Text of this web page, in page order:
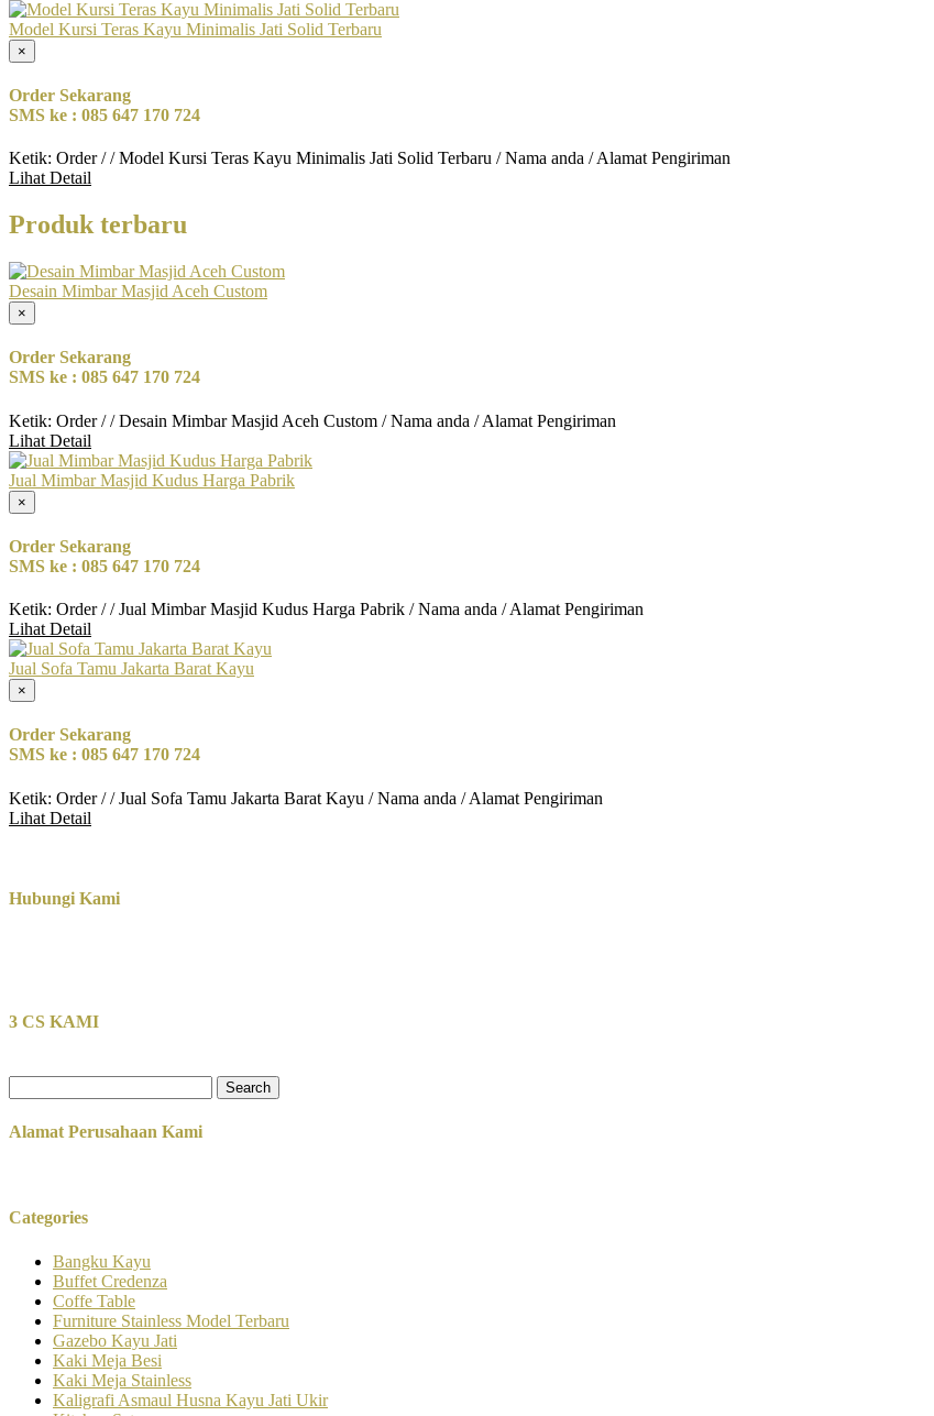
Model Kursi Teras Kayu Minimalis Jati Solid Terbaru
×
Order Sekarang
SMS ke : 085 647 170 724
Ketik: Order / / Model Kursi Teras Kayu Minimalis Jati Solid Terbaru / Nama anda / Alamat Pengiriman
Lihat Detail
Produk terbaru
Desain Mimbar Masjid Aceh Custom
×
Order Sekarang
SMS ke : 085 647 170 724
Ketik: Order / / Desain Mimbar Masjid Aceh Custom / Nama anda / Alamat Pengiriman
Lihat Detail
Jual Mimbar Masjid Kudus Harga Pabrik
×
Order Sekarang
SMS ke : 085 647 170 724
Ketik: Order / / Jual Mimbar Masjid Kudus Harga Pabrik / Nama anda / Alamat Pengiriman
Lihat Detail
Jual Sofa Tamu Jakarta Barat Kayu
×
Order Sekarang
SMS ke : 085 647 170 724
Ketik: Order / / Jual Sofa Tamu Jakarta Barat Kayu / Nama anda / Alamat Pengiriman
Lihat Detail
Hubungi Kami
3 CS KAMI
for:
Alamat Perusahaan Kami
Categories
Bangku Kayu
Buffet Credenza
Coffe Table
Furniture Stainless Model Terbaru
Gazebo Kayu Jati
Kaki Meja Besi
Kaki Meja Stainless
Kaligrafi Asmaul Husna Kayu Jati Ukir